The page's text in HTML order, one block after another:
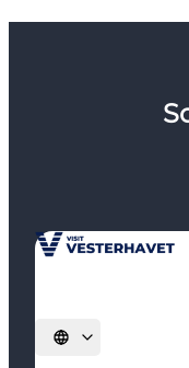
Sprache auswählen